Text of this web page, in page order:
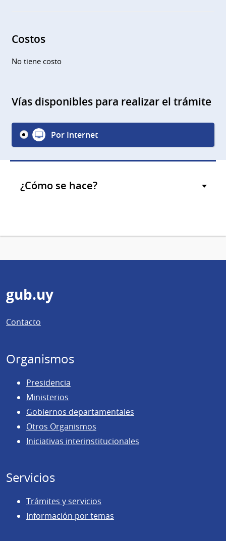
Costos
No tiene costo
Vías disponibles para realizar el trámite
Por Internet
¿Cómo se hace?
Pie
de
página
gub.uy
Contacto
Organismos
Presidencia
Ministerios
Gobiernos departamentales
Otros Organismos
Iniciativas interinstitucionales
Servicios
Trámites y servicios
Información por temas